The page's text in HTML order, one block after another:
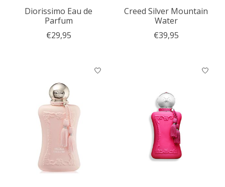
Diorissimo Eau de
Parfum
€29,95
Creed Silver Mountain
Water
€39,95